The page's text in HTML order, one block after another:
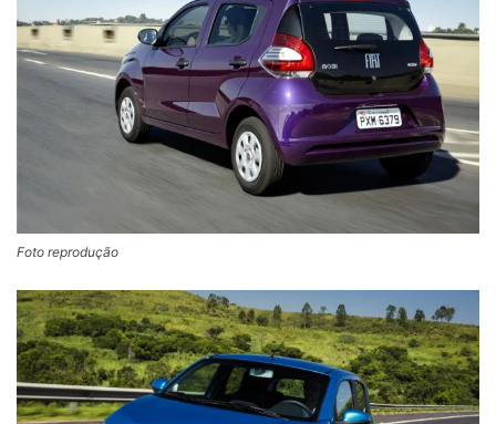
Foto reprodução